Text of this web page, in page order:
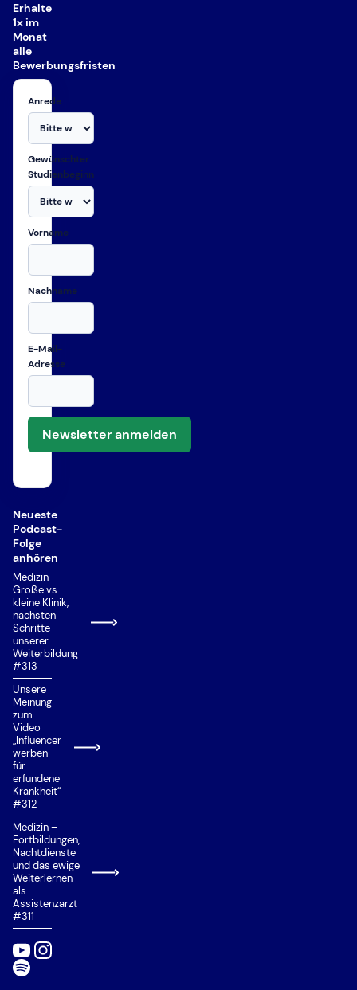
Erhalte
1x im
Monat
alle
Bewerbungsfristen
Anrede
Gewünschter
Studienbeginn
Vorname
Nachname
E-Mail-
Adresse
Newsletter anmelden
Neueste
Podcast-
Folge
anhören
Medizin –
Große vs.
kleine Klinik,
nächsten
Schritte
unserer
Weiterbildung
#313
Unsere
Meinung
zum
Video
„Influencer
werben
für
erfundene
Krankheit“
#312
Medizin –
Fortbildungen,
Nachtdienste
und das ewige
Weiterlernen
als
Assistenzarzt
#311